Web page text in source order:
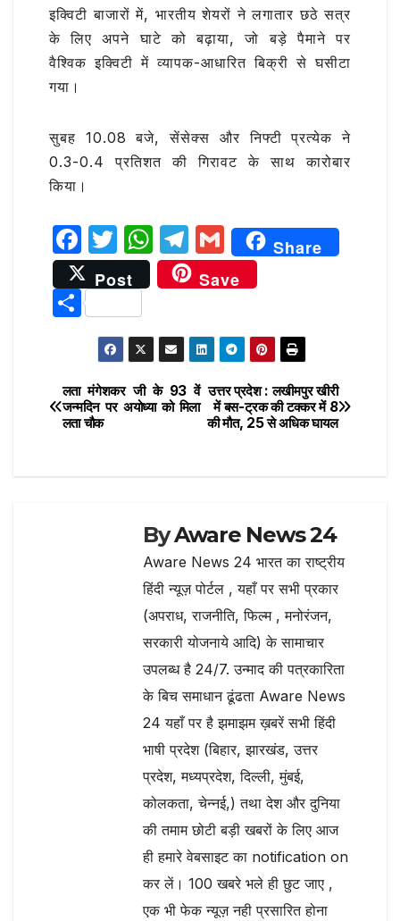
इक्विटी बाजारों में, भारतीय शेयरों ने लगातार छठे सत्र
के लिए अपने घाटे को बढ़ाया, जो बड़े पैमाने पर
वैश्विक इक्विटी में व्यापक-आधारित बिक्री से घसीटा
गया।
सुबह 10.08 बजे, सेंसेक्स और निफ्टी प्रत्येक ने
0.3-0.4 प्रतिशत की गिरावट के साथ कारोबार
किया।
F
a
c
e
b
o
o
k
T
w
it
te
r
W
h
at
A
p
p
T
el
e
ra
m
G
m
ai
Share
Post
Save
S
h
ar
e
Post
navigation
उत्तर प्रदेश : लखीमपुर खीरी
में बस-ट्रक की टक्कर में 8
की मौत, 25 से अधिक घायल
लता मंगेशकर जी के 93 वें
जन्मदिन पर अयोध्या को मिला
लता चौक
ByAware News 24
Aware News 24 भारत का राष्ट्रीय
हिंदी न्यूज़ पोर्टल , यहाँ पर सभी प्रकार
(अपराध, राजनीति, फिल्म , मनोरंजन,
सरकारी योजनाये आदि) के सामाचार
उपलब्ध है 24/7. उन्माद की पत्रकारिता
के बिच समाधान ढूंढता Aware News
24 यहाँ पर है झमाझम ख़बरें सभी हिंदी
भाषी प्रदेश (बिहार, झारखंड, उत्तर
प्रदेश, मध्यप्रदेश, दिल्ली, मुंबई,
कोलकता, चेन्नई,) तथा देश और दुनिया
की तमाम छोटी बड़ी खबरों के लिए आज
ही हमारे वेबसाइट का notification on
कर लें। 100 खबरे भले ही छुट जाए ,
एक भी फेक न्यूज़ नही प्रसारित होना